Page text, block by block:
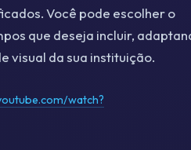
Você pode escolher o
que deseja incluir,
visual da sua instituição.
watch?